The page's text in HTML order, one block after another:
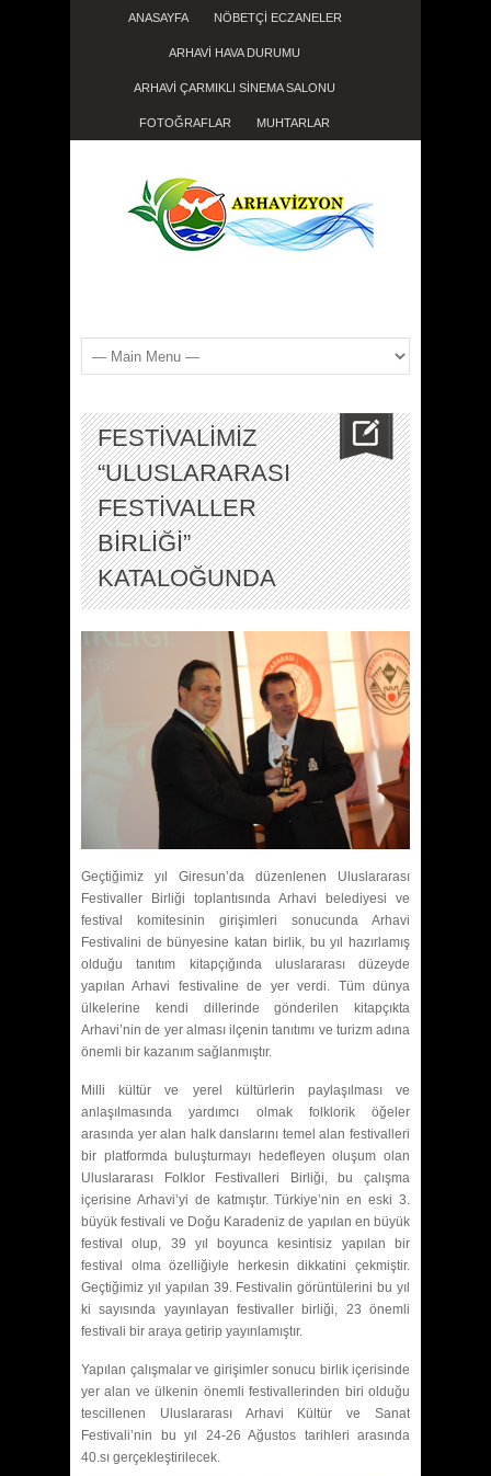
ANASAYFA NÖBETÇİ ECZANELER
ARHAVİ HAVA DURUMU
ARHAVİ ÇARMIKLI SİNEMA SALONU
FOTOĞRAFLAR MUHTARLAR
FESTİVALİMİZ
“ULUSLARARASI
FESTİVALLER
BİRLİĞİ”
KATALOĞUNDA
Geçtiğimiz yıl Giresun’da düzenlenen Uluslararası
Festivaller Birliği toplantısında Arhavi belediyesi ve
festival komitesinin girişimleri sonucunda Arhavi
Festivalini de bünyesine katan birlik, bu yıl hazırlamış
olduğu tanıtım kitapçığında uluslararası düzeyde
yapılan Arhavi festivaline de yer verdi. Tüm dünya
ülkelerine kendi dillerinde gönderilen kitapçıkta
Arhavi’nin de yer alması ilçenin tanıtımı ve turizm adına
önemli bir kazanım sağlanmıştır.
Milli kültür ve yerel kültürlerin paylaşılması ve
anlaşılmasında yardımcı olmak folklorik öğeler
arasında yer alan halk danslarını temel alan festivalleri
bir platformda buluşturmayı hedefleyen oluşum olan
Uluslararası Folklor Festivalleri Birliği, bu çalışma
içerisine Arhavi’yi de katmıştır. Türkiye’nin en eski 3.
büyük festivali ve Doğu Karadeniz de yapılan en büyük
festival olup, 39 yıl boyunca kesintisiz yapılan bir
festival olma özelliğiyle herkesin dikkatini çekmiştir.
Geçtiğimiz yıl yapılan 39. Festivalin görüntülerini bu yıl
ki sayısında yayınlayan festivaller birliği, 23 önemli
festivali bir araya getirip yayınlamıştır.
Yapılan çalışmalar ve girişimler sonucu birlik içerisinde
yer alan ve ülkenin önemli festivallerinden biri olduğu
tescillenen Uluslararası Arhavi Kültür ve Sanat
Festivali’nin bu yıl 24-26 Ağustos tarihleri arasında
40.sı gerçekleştirilecek.